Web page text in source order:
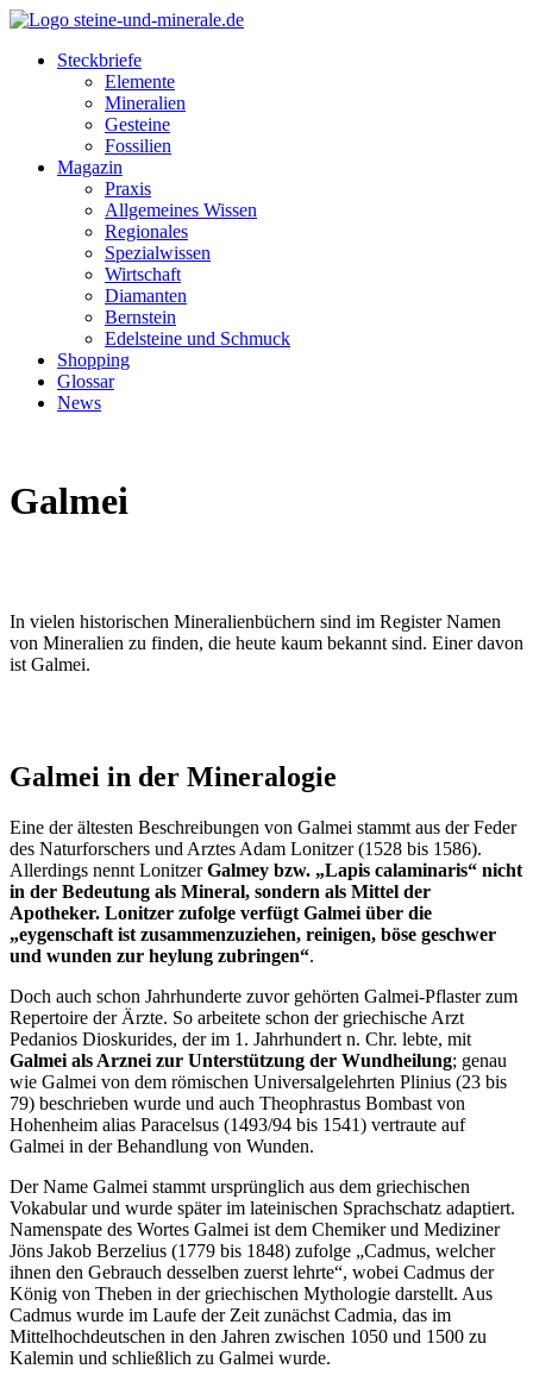
Steckbriefe
Elemente
Mineralien
Gesteine
Fossilien
Magazin
Praxis
Allgemeines Wissen
Regionales
Spezialwissen
Wirtschaft
Diamanten
Bernstein
Edelsteine und Schmuck
Shopping
Glossar
News
Galmei
In vielen historischen Mineralienbüchern sind im Register Namen
von Mineralien zu finden, die heute kaum bekannt sind. Einer davon
ist Galmei.
Galmei in der Mineralogie
Eine der ältesten Beschreibungen von Galmei stammt aus der Feder
des Naturforschers und Arztes Adam Lonitzer (1528 bis 1586).
Allerdings nennt LonitzerGalmey bzw. „Lapis calaminaris“ nicht
in der Bedeutung als Mineral, sondern als Mittel der
Apotheker. Lonitzer zufolge verfügt Galmei über die
„eygenschaft ist zusammenzuziehen, reinigen, böse geschwer
und wunden zur heylung zubringen“.
Doch auch schon Jahrhunderte zuvor gehörten Galmei-Pflaster zum
Repertoire der Ärzte. So arbeitete schon der griechische Arzt
Pedanios Dioskurides, der im 1. Jahrhundert n. Chr. lebte, mit
Galmei als Arznei zur Unterstützung der Wundheilung; genau
wie Galmei von dem römischen Universalgelehrten Plinius (23 bis
79) beschrieben wurde und auch Theophrastus Bombast von
Hohenheim alias Paracelsus (1493/94 bis 1541) vertraute auf
Galmei in der Behandlung von Wunden.
Der Name Galmei stammt ursprünglich aus dem griechischen
Vokabular und wurde später im lateinischen Sprachschatz adaptiert.
Namenspate des Wortes Galmei ist dem Chemiker und Mediziner
Jöns Jakob Berzelius (1779 bis 1848) zufolge „Cadmus, welcher
ihnen den Gebrauch desselben zuerst lehrte“, wobei Cadmus der
König von Theben in der griechischen Mythologie darstellt. Aus
Cadmus wurde im Laufe der Zeit zunächst Cadmia, das im
Mittelhochdeutschen in den Jahren zwischen 1050 und 1500 zu
Kalemin und schließlich zu Galmei wurde.